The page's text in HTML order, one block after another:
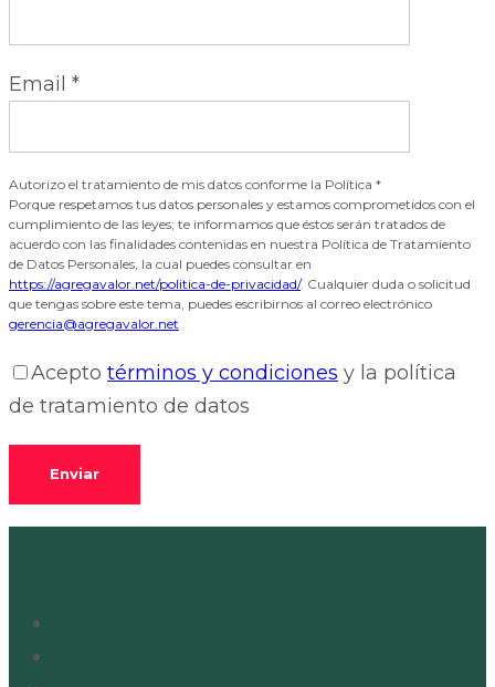
Email *
Autorizo el tratamiento de mis datos conforme la Política *
Porque respetamos tus datos personales y estamos comprometidos con el
cumplimiento de las leyes; te informamos que éstos serán tratados de
acuerdo con las finalidades contenidas en nuestra Política de Tratamiento
de Datos Personales, la cual puedes consultar en
https://agregavalor.net/politica-de-privacidad/. Cualquier duda o solicitud
que tengas sobre este tema, puedes escribirnos al correo electrónico
gerencia@agregavalor.net
Acepto términos y condiciones y la política
de tratamiento de datos